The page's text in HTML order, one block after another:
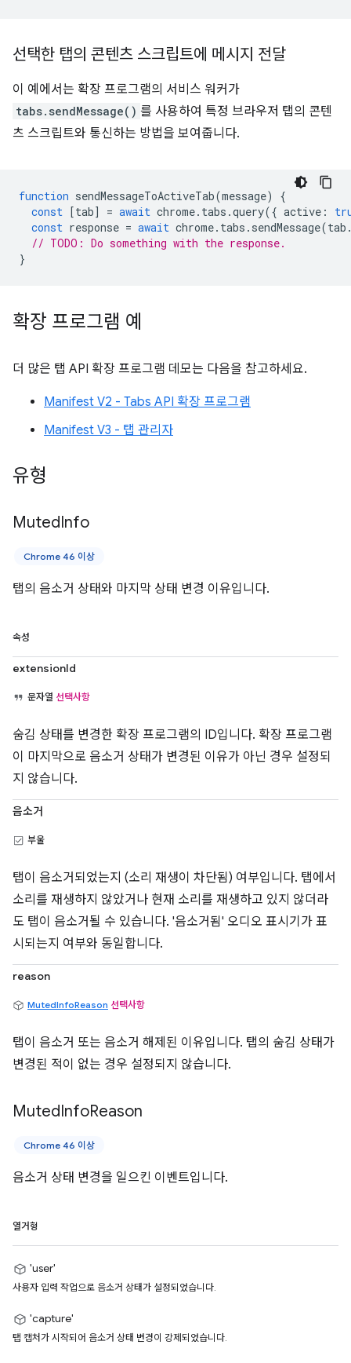
선택한 탭의 콘텐츠 스크립트에 메시지 전달
이 예에서는 확장 프로그램의 서비스 워커가
tabs.sendMessage() 를 사용하여 특정 브라우저 탭의 콘텐
츠 스크립트와 통신하는 방법을 보여줍니다.
function sendMessageToActiveTab(message)
{
const [tab] = await chrome. tabs .query({ active :
const response = await chrome. tabs . sendMessage(tab
// TODO: Do something with the response.
}
확장 프로그램 예
더 많은 탭 API 확장 프로그램 데모는 다음을 참고하세요.
Manifest V2 - Tabs API 확장 프로그램
Manifest V3 - 탭 관리자
유형
MutedInfo
Chrome 46 이상
탭의 음소거 상태와 마지막 상태 변경 이유입니다.
속성
extensionId
문자열 선택사항
숨김 상태를 변경한 확장 프로그램의 ID입니다. 확장 프로그램
이 마지막으로 음소거 상태가 변경된 이유가 아닌 경우 설정되
지 않습니다.
음소거
부울
탭이 음소거되었는지 (소리 재생이 차단됨) 여부입니다. 탭에서
소리를 재생하지 않았거나 현재 소리를 재생하고 있지 않더라
도 탭이 음소거될 수 있습니다. '음소거됨' 오디오 표시기가 표
시되는지 여부와 동일합니다.
reason
MutedInfoReason 선택사항
탭이 음소거 또는 음소거 해제된 이유입니다. 탭의 숨김 상태가
변경된 적이 없는 경우 설정되지 않습니다.
MutedInfoReason
Chrome 46 이상
음소거 상태 변경을 일으킨 이벤트입니다.
열거형
'user'
사용자 입력 작업으로 음소거 상태가 설정되었습니다.
'capture'
탭 캡처가 시작되어 음소거 상태 변경이 강제되었습니다.